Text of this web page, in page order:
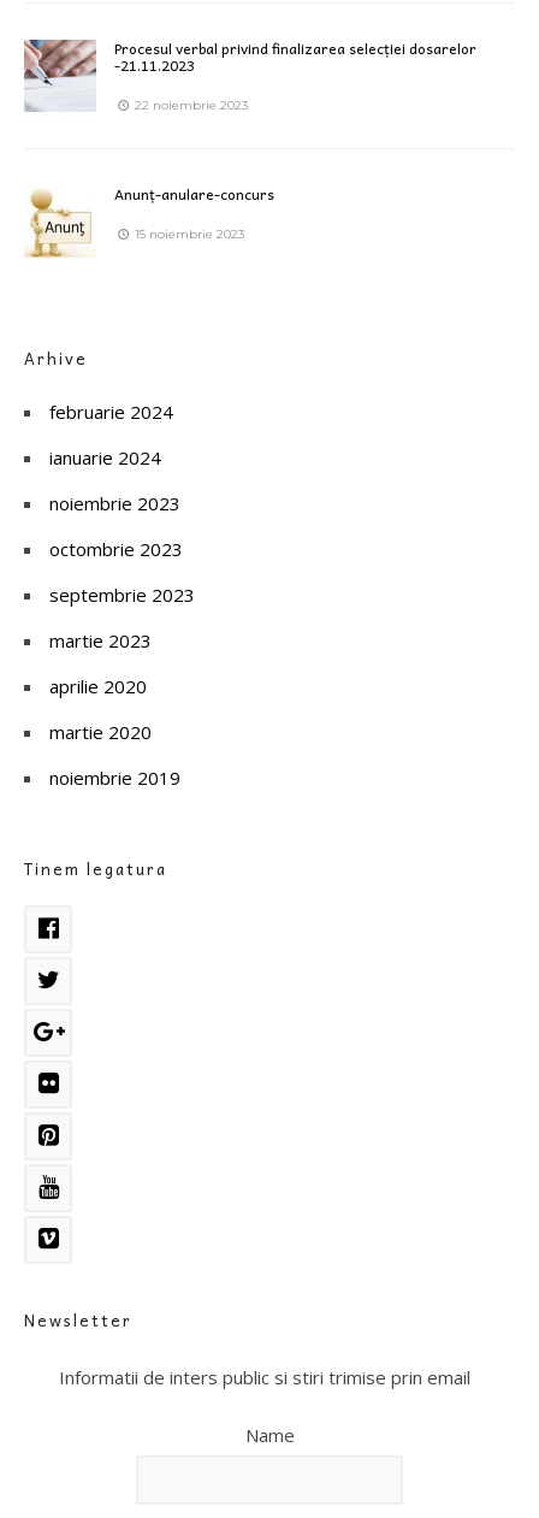
Procesul verbal privind finalizarea selecției dosarelor
-21.11.2023
22 noiembrie 2023
Anunț-anulare-concurs
15 noiembrie 2023
Arhive
februarie 2024
ianuarie 2024
noiembrie 2023
octombrie 2023
septembrie 2023
martie 2023
aprilie 2020
martie 2020
noiembrie 2019
Tinem legatura
Newsletter
Informatii de inters public si stiri trimise prin email
Name